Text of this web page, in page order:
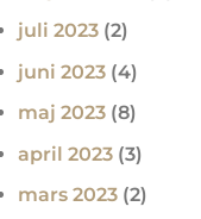
juli 2023 (2)
juni 2023 (4)
maj 2023 (8)
april 2023 (3)
mars 2023 (2)